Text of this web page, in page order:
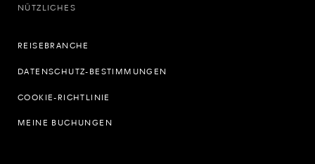
NÜTZLICHES
REISEBRANCHE
DATENSCHUTZ-BESTIMMUNGEN
COOKIE-RICHTLINIE
MEINE BUCHUNGEN